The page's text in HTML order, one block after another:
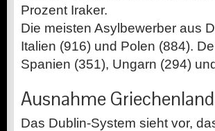
Prozent Iraker.
Die meisten Asylbewerber aus
Italien (916) und Polen (884).
Spanien (351), Ungarn (294)
Ausnahme Griechenland
Das Dublin-System sieht vor,